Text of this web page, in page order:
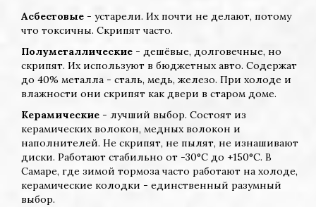
Асбестовые - устарели. Их почти не делают, потому
что токсичны. Скрипят часто.
Полуметаллические - дешёвые, долговечные, но
скрипят. Их используют в бюджетных авто. Содержат
до 40% металла - сталь, медь, железо. При холоде и
влажности они скрипят как двери в старом доме.
Керамические - лучший выбор. Состоят из
керамических волокон, медных волокон и
наполнителей. Не скрипят, не пылят, не изнашивают
диски. Работают стабильно от -30°C до +150°C. В
Самаре, где зимой тормоза часто работают на холоде,
керамические колодки - единственный разумный
выбор.